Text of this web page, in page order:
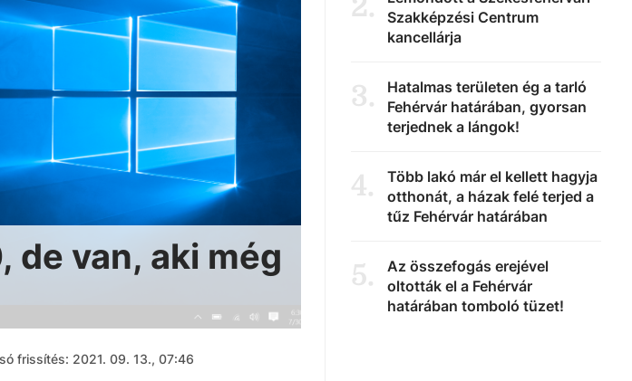
de van, aki még
frissítés: 2021. 09. 13., 07:46
2.
Szakképzési Centrum
kancellárja
3.
Hatalmas területen ég a tarló
Fehérvár határában, gyorsan
terjednek a lángok!
4.
Több lakó már el kellett hagyja
otthonát, a házak felé terjed a
tűz Fehérvár határában
5.
Az összefogás erejével
oltották el a Fehérvár
határában tomboló tüzet!